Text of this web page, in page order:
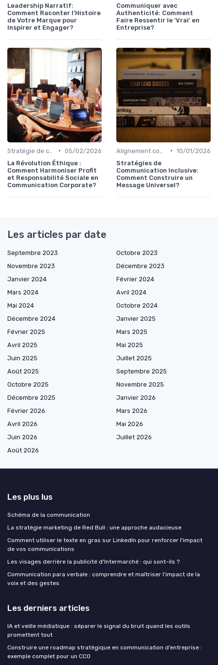
Leadership Narratif:
Comment Raconter l'Histoire
de Votre Marque pour
Inspirer et Engager?
Communiquer avec
Authenticité: Comment
Faire Ressentir le 'Vrai' en
Entreprise?
• 05/02/2026
La Révolution Éthique :
Comment Harmoniser Profit
et Responsabilité Sociale en
Communication Corporate?
• 10/01/2026
Stratégies de
Communication Inclusive:
Comment Construire un
Message Universel?
Les articles par date
Septembre 2023
Octobre 2023
Novembre 2023
Décembre 2023
Janvier 2024
Février 2024
Mars 2024
Avril 2024
Mai 2024
Octobre 2024
Décembre 2024
Janvier 2025
Février 2025
Mars 2025
Avril 2025
Mai 2025
Juin 2025
Juillet 2025
Août 2025
Septembre 2025
Octobre 2025
Novembre 2025
Décembre 2025
Janvier 2026
Février 2026
Mars 2026
Avril 2026
Mai 2026
Juin 2026
Juillet 2026
Août 2026
Les plus lus
Schéma de la communication
La stratégie marketing de Red Bull : une approche audacieuse
Comment utiliser le texte en gras sur LinkedIn pour renforcer l'impact
de vos communications
Les visages derrière la publicité d'Intermarché : qui sont-ils ?
Communication para verbale : comprendre et maîtriser l'impact de la
voix et des gestes
Les derniers articles
IA et veille médiatique : séparer le signal du bruit quand les outils
promettent tout
Construire une roadmap stratégique en communication d’entreprise :
exemple complet pour un CCO